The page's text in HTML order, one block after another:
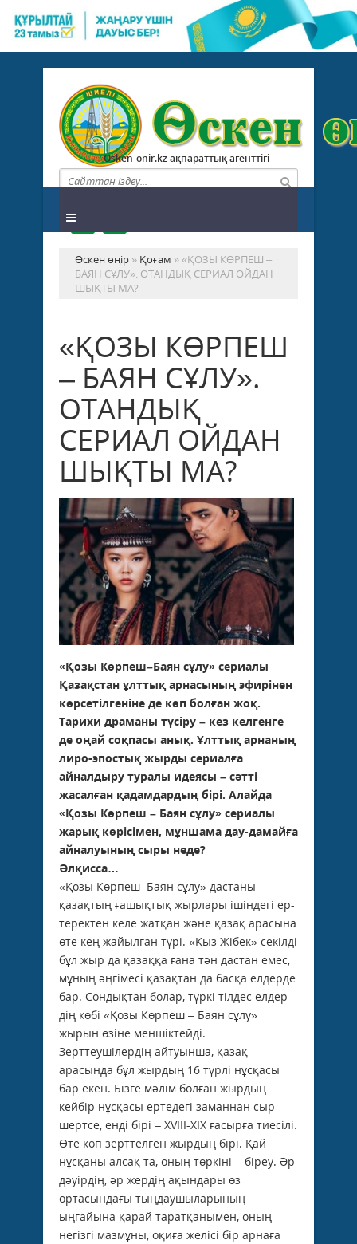
Osken-onir.kz ақпараттық агенттігі
Өскен өңір » Қоғам » «ҚОЗЫ КӨРПЕШ –
БАЯН СҰЛУ». ОТАНДЫҚ СЕРИАЛ ОЙДАН
ШЫҚТЫ МА?
«ҚОЗЫ КӨРПЕШ
– БАЯН СҰЛУ».
ОТАНДЫҚ
СЕРИАЛ ОЙДАН
ШЫҚТЫ МА?
«Қозы Көрпеш–Баян сұлу» сериалы
Қазақстан ұлттық арнасының эфирінен
көрсетілгеніне де көп болған жоқ.
Тарихи драманы түсіру – кез келгенге
де оңай соқпасы анық. Ұлттық арнаның
лиро-эпостық жырды сериалға
айналдыру туралы идеясы – сәтті
жасалған қадамдардың бірі. Алайда
«Қозы Көрпеш – Баян сұлу» сериалы
жарық көрісімен, мұншама дау-дамайға
айналуының сыры неде?
Әлқисса…
«Қозы Көрпеш–Баян сұлу» дастаны –
қазақтың ғашықтық жырлары ішіндегі ер­
теректен келе жатқан және қазақ арасына
өте кең жайылған түрі. «Қыз Жібек» секілді
бұл жыр да қазаққа ғана тән дастан емес,
мұның әңгімесі қазақтан да басқа елдерде
бар. Сондықтан болар, түркі тілдес елдер­-
дің көбі «Қозы Көрпеш – Баян сұлу»
жырын өзіне меншіктейді.
Зерттеушілердің айтуын­ша, қазақ
арасында бұл жырдың 16 түрлі нұсқасы
бар екен. Бізге мәлім болған жырдың
кейбір нұсқасы ертедегі заманнан сыр
шертсе, енді бірі – XVIII-XIX ғасырға тиесілі.
Өте көп зерттелген жырдың бірі. Қай
нұсқаны алсақ та, оның төркіні – біреу. Әр
дәуірдің, әр жердің ақындары өз
ортасындағы тыңдаушыларының
ыңғайына қарай таратқанымен, оның
негізгі мазмұны, оқиға желісі бір арнаға